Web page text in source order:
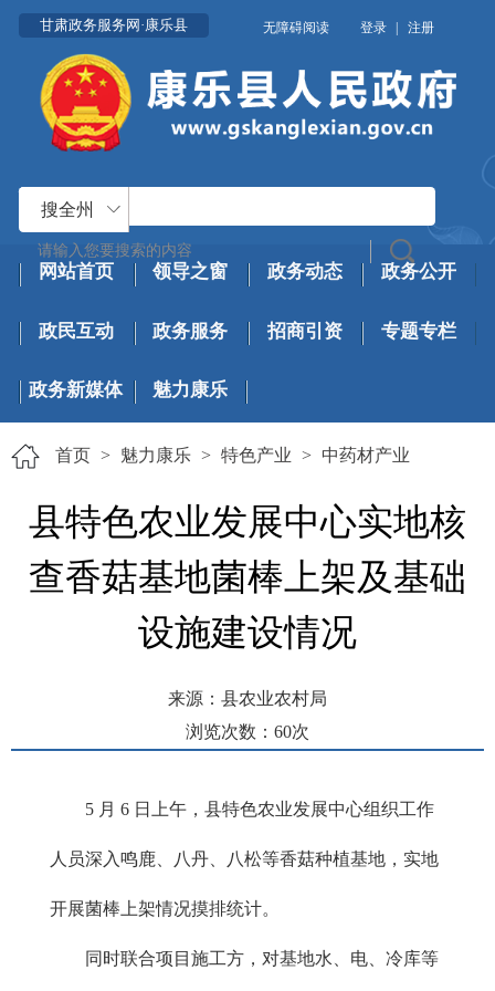
甘肃政务服务网·康乐县 无障碍阅读 登录 | 注册
搜全州
网站首页 领导之窗 政务动态 政务公开
政民互动 政务服务 招商引资 专题专栏
政务新媒体 魅力康乐
首页 > 魅力康乐 > 特色产业 > 中药材产业
县特色农业发展中心实地核
查香菇基地菌棒上架及基础
设施建设情况
来源：县农业农村局
浏览次数： 60次
5 月 6 日上午，县特色农业发展中心组织工作
人员深入鸣鹿、八丹、八松等香菇种植基地，实地
开展菌棒上架情况摸排统计。
同时联合项目施工方，对基地水、电、冷库等